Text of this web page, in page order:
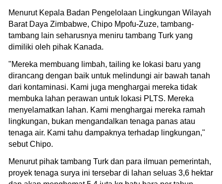
Menurut Kepala Badan Pengelolaan Lingkungan Wilayah
Barat Daya Zimbabwe, Chipo Mpofu-Zuze, tambang-
tambang lain seharusnya meniru tambang Turk yang
dimiliki oleh pihak Kanada.
"Mereka membuang limbah, tailing ke lokasi baru yang
dirancang dengan baik untuk melindungi air bawah tanah
dari kontaminasi. Kami juga menghargai mereka tidak
membuka lahan perawan untuk lokasi PLTS. Mereka
menyelamatkan lahan. Kami menghargai mereka ramah
lingkungan, bukan mengandalkan tenaga panas atau
tenaga air. Kami tahu dampaknya terhadap lingkungan,"
sebut Chipo.
Menurut pihak tambang Turk dan para ilmuan pemerintah,
proyek tenaga surya ini tersebar di lahan seluas 3,6 hektar